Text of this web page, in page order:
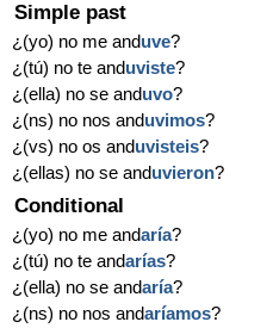
Simple past
¿(yo) no me anduve?
¿(tú) no te anduviste?
¿(ella) no se anduvo?
¿(ns) no nos anduvimos?
¿(vs) no os anduvisteis?
¿(ellas) no se anduvieron?
Conditional
¿(yo) no me andaría?
¿(tú) no te andarías?
¿(ella) no se andaría?
¿(ns) no nos andaríamos?